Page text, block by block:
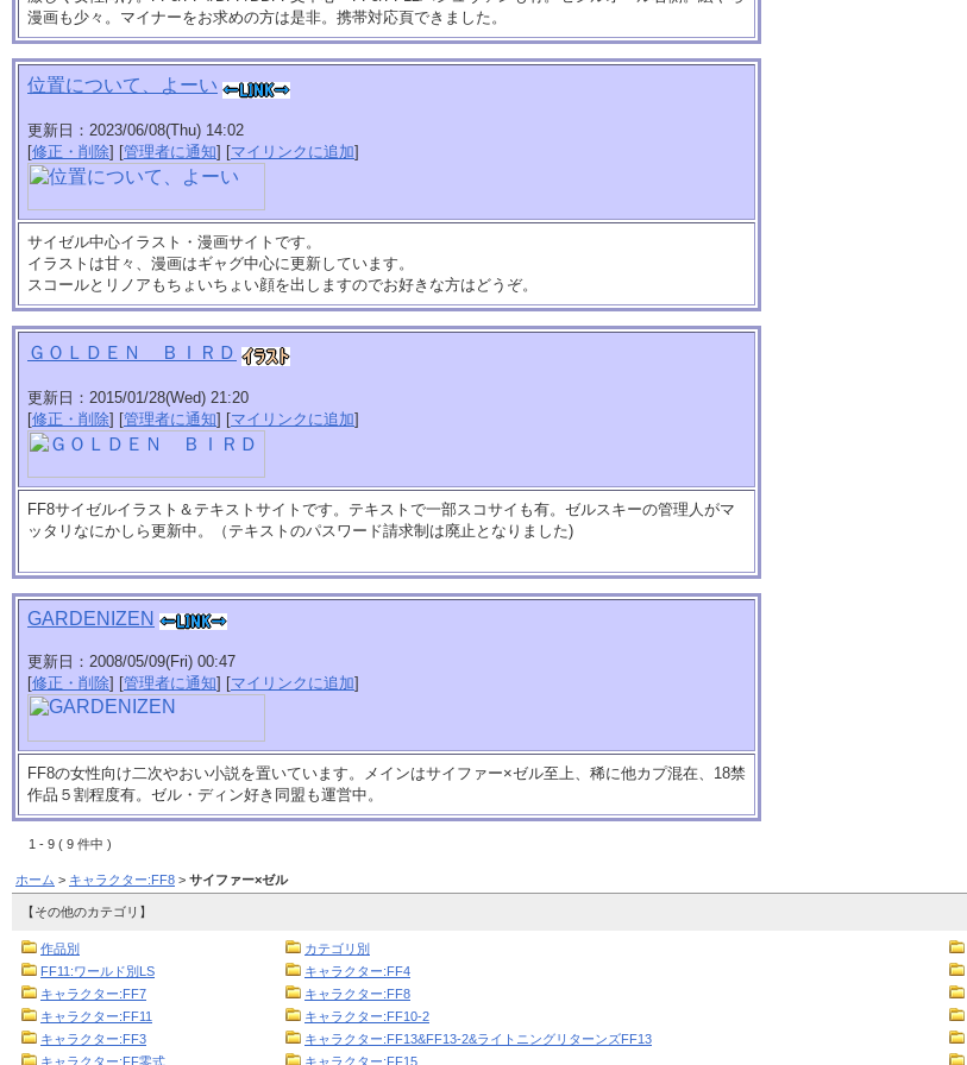
漫画も少々。マイナーをお求めの方は是非。携帯対応頁できました。
位置について、よーい
更新日：2023/06/08(Thu) 14:02
[修正・削除] [管理者に通知] [マイリンクに追加]
サイゼル中心イラスト・漫画サイトです。
イラストは甘々、漫画はギャグ中心に更新しています。
スコールとリノアもちょいちょい顔を出しますのでお好きな方はどうぞ。
ＧＯＬＤＥＮ ＢＩＲＤ
更新日：2015/01/28(Wed) 21:20
[修正・削除] [管理者に通知] [マイリンクに追加]
FF8サイゼルイラスト＆テキストサイトです。テキストで一部スコサイも有。ゼルスキーの管理人がマ
ッタリなにかしら更新中。（テキストのパスワード請求制は廃止となりました)
GARDENIZEN
更新日：2008/05/09(Fri) 00:47
[修正・削除] [管理者に通知] [マイリンクに追加]
FF8の女性向け二次やおい小説を置いています。メインはサイファー×ゼル至上、稀に他カプ混在、18禁
作品５割程度有。ゼル・ディン好き同盟も運営中。
1 - 9 ( 9 件中 )
ホーム > キャラクター:FF8 > サイファー×ゼル
【その他のカテゴリ】
作品別 カテゴリ別
FF11:ワールド別LS
キャラクター:FF4
キャラクター:FF7
キャラクター:FF8
キャラクター:FF11
キャラクター:FF10-2
キャラクター:FF3
キャラクター:FF13&FF13-2&ライトニングリターンズFF13
キャラクター:FF零式
キャラクター:FF15